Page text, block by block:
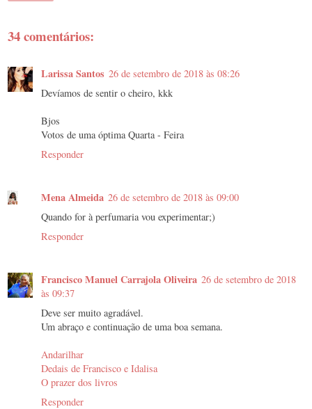
34 comentários:
Larissa Santos 26 de setembro de 2018 às 08:26
Devíamos de sentir o cheiro, kkk
Bjos
Votos de uma óptima Quarta - Feira
Responder
Mena Almeida 26 de setembro de 2018 às 09:00
Quando for à perfumaria vou experimentar;)
Responder
Francisco Manuel Carrajola Oliveira 26 de setembro de 2018
às 09:37
Deve ser muito agradável.
Um abraço e continuação de uma boa semana.
Andarilhar
Dedais de Francisco e Idalisa
O prazer dos livros
Responder